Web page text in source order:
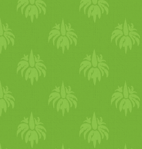
kömény illatát,
tűzről. Ha kihűlt,
hozzá a szárított
mentaleveleket, és
kávédarálóval